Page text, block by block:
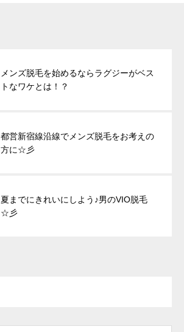
メンズ脱毛を始めるならラグジーがベス
トなワケとは！？
都営新宿線沿線でメンズ脱毛をお考えの
方に☆彡
夏までにきれいにしよう♪男のVIO脱毛
☆彡